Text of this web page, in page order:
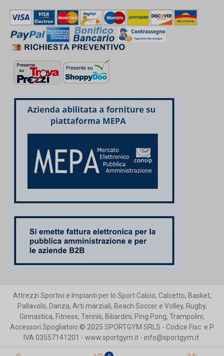
Attrezzi Sportivi e Impianti per lo Sport Calcio, Calcetto, Basket,
Pallavolo, Danza, Arti marziali, Beach Soccer e Volley, Rugby,
Ginnastica, Fitness, Tennis, Biliardini, Ping Pong, Trampolini,
Accessori Spogliatoio.© 2025 SPORTGYM SRLS - Codice Fisc. e P.
IVA 03557141201 - www.sportgym.it - info@sportgym.it